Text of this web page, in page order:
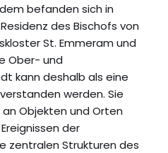
befanden sich in
des Bischofs von
St. Emmeram und
Ober- und
kann deshalb als eine
werden. Sie
Objekten und Orten
der
zentralen Strukturen des